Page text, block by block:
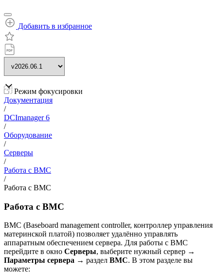
Добавить в избранное
Режим фокусировки
Документация
/
DCImanager 6
/
Оборудование
/
Серверы
/
Работа с BMC
/
Работа с BMC
Работа с BMC
BMC (Baseboard management сontroller, контроллер управления
материнской платой) позволяет удалённо управлять
аппаратным обеспечением сервера. Для работы с BMC
перейдите в окно Серверы, выберите нужный сервер →
Параметры сервера → раздел BMC. В этом разделе вы
можете: